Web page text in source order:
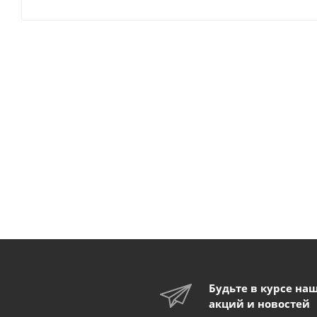
Будьте в курсе
акций и новостей